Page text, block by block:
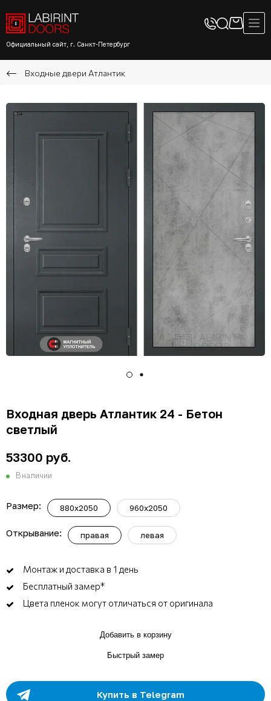
Официальный сайт, г. Санкт-Петербург
Входные двери Атлантик
Входная дверь Атлантик 24 - Бетон
светлый
53300 руб.
В наличии
Размер: 880x2050 960x2050
Открывание: правая левая
Монтаж и доставка в 1 день
Бесплатный замер*
Цвета пленок могут отличаться от оригинала
Добавить в корзину
Быстрый замер
Купить в Telegram